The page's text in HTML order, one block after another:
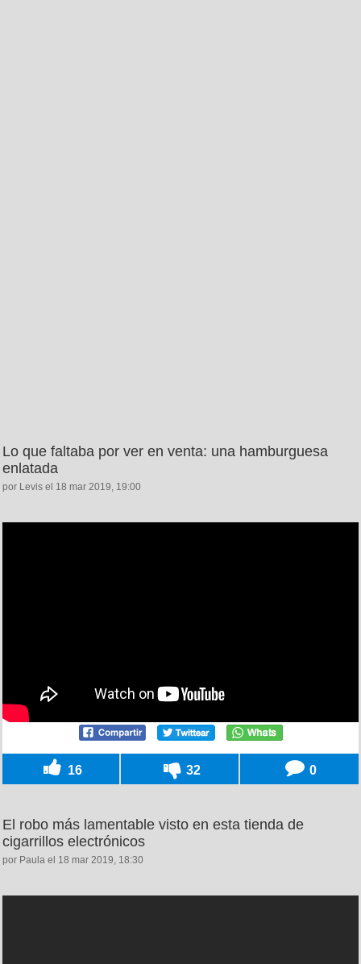
Lo que faltaba por ver en venta: una hamburguesa
enlatada
por Levis el 18 mar 2019, 19:00
16 32 0
El robo más lamentable visto en esta tienda de
cigarrillos electrónicos
por Paula el 18 mar 2019, 18:30